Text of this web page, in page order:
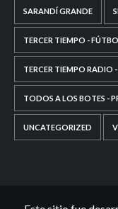
SARANDÍ GRANDE
TERCER TIEMPO -
TERCER TIEMPO RADIO
TODOS A LOS BOTES -
UNCATEGORIZED